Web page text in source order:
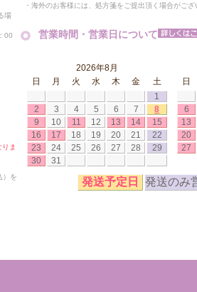
場
00
ま
）を
・海外のお客様には、処方箋をご提出頂く場合がござ
営業時間・営業日について
2026年8月
日
月 火 水 木 金
土
1
2
3 4 5 6 7
8
9
10 11 12 13 14
15
16
17 18 19 20 21
22
23
24 25 26 27 28
29
30
31
日
6
13
20
27
発送予定日 発送のみ